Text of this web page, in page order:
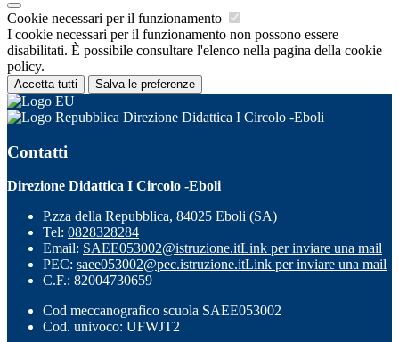
Cookie necessari per il funzionamento
I cookie necessari per il funzionamento non possono essere
disabilitati. È possibile consultare l'elenco nella pagina della cookie
policy.
Accetta tutti Salva le preferenze
Direzione Didattica I Circolo -Eboli
Contatti
Direzione Didattica I Circolo -Eboli
P.zza della Repubblica, 84025 Eboli (SA)
Tel: 0828328284
Email: SAEE053002@istruzione.itLink per inviare una mail
PEC: saee053002@pec.istruzione.itLink per inviare una mail
C.F.: 82004730659
Cod meccanografico scuola SAEE053002
Cod. univoco: UFWJT2